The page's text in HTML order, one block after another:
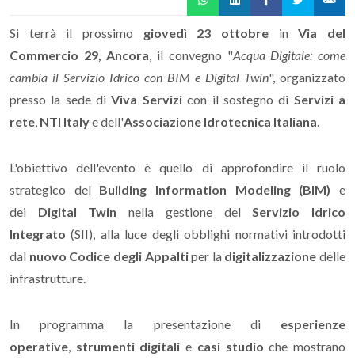
Si terrà il prossimo giovedì 23 ottobre inVia del
Commercio 29, Ancora, il convegno "Acqua Digitale: come
cambia il Servizio Idrico con BIM e Digital Twin", organizzato
presso la sede diViva Servizicon il sostegno di Servizi a
rete, NTI Italye dell'Associazione Idrotecnica Italiana.
L'obiettivo dell'evento è quello di approfondire il ruolo
strategico del Building Information Modeling (BIM)
e
dei
Digital Twinnella gestione del
Servizio Idrico
Integrato (SII), alla luce degli obblighi normativi introdotti
dal nuovo Codice degli Appaltiper la digitalizzazione delle
infrastrutture.
In programma la presentazione di
esperienze
operative, strumenti digitali e casi studio che mostrano